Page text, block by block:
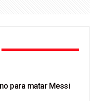
para matar Messi